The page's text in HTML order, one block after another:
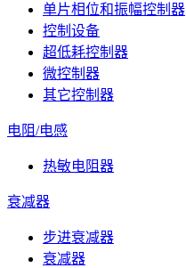
单片相位和振幅控制器
控制设备
超低耗控制器
微控制器
其它控制器
电阻/电感
热敏电阻器
衰减器
步进衰减器
衰减器